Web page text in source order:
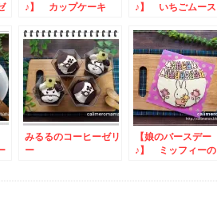
♪】 カップケーキ
♪】 いちごムース
みるるのコーヒーゼリ
ー
【娘のバースデー
♪】 ミッフィー